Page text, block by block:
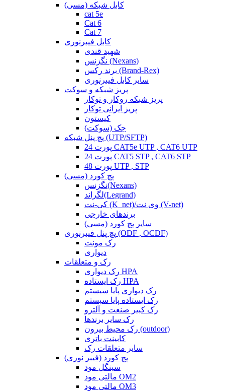
کابل شبکه (مسی)
cat 5e
Cat 6
Cat 7
کابل فیبرنوری
شهید قندی
نگزنس (Nexans)
برند رکس (Brand-Rex)
سایر کابل فیبرنوری
پریز شبکه و سوکت
پریز شبکه روکار و توکار
پریز ایرانی توکار
کیستون
جک (سوکت)
پچ پنل شبکه (UTP/SFTP)
24 پورت CAT5e UTP , CAT6 UTP
24 پورت CAT5 STP , CAT6 STP
48 پورت UTP , STP
پچ کورد (مسی)
نگزنس(Nexans)
لگراند(Legrand)
کی-نت (K_net)/وی نت (V-net)
برندهای خارجی
سایر پچ کورد (مسی)
پچ پنل فیبرنوری (ODF , OCDF)
رک مونت
دیواری
رک و متعلقات
رک دیواری HPA
رک ایستاده HPA
رک دیواری پایا سیستم
رک ایستاده پایا سیستم
رک کبیر صنعت و آلترو
رک سایر برندها
رک محیط بیرون (outdoor)
کابینت باتری
سایر متعلقات رک
پچ کورد (فیبر نوری)
سینگل مود
مالتی مود OM2
مالتی مود OM3